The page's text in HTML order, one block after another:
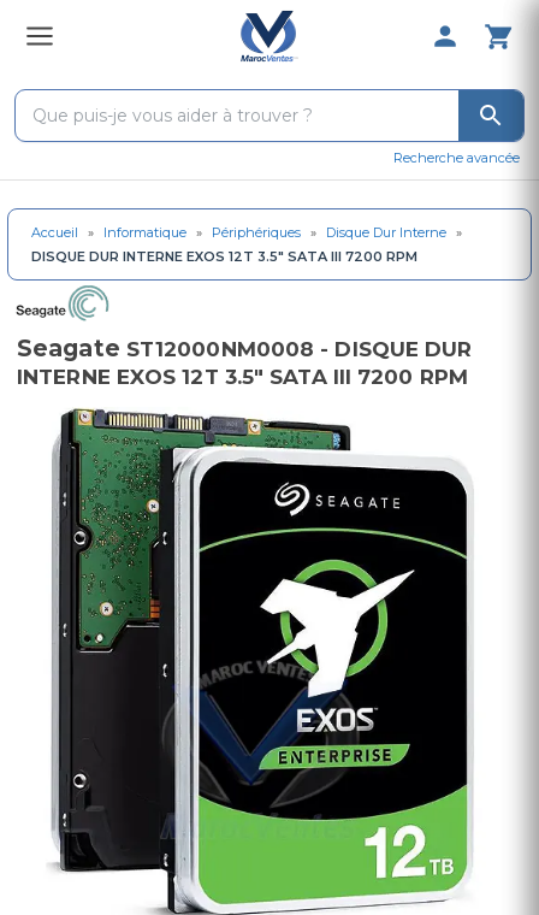
0 Produit
Recherche avancée
Accueil » Informatique » Périphériques » Disque Dur Interne »
DISQUE DUR INTERNE EXOS 12T 3.5" SATA III 7200 RPM
Seagate ST12000NM0008 - DISQUE DUR
INTERNE EXOS 12T 3.5" SATA III 7200 RPM